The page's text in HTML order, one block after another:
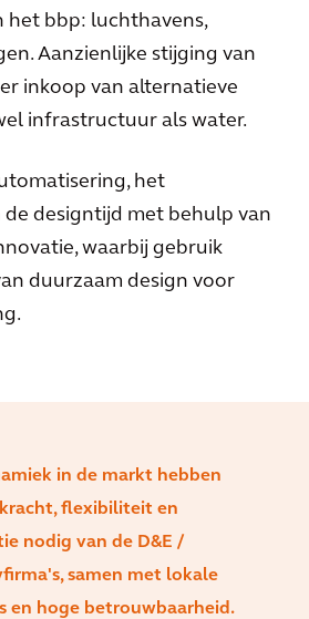
het bbp: luchthavens,
Aanzienlijke stijging van
inkoop van alternatieve
infrastructuur als water.
het
designtijd met behulp van
waarbij gebruik
duurzaam design voor
in de markt hebben
flexibiliteit en
nodig van de D&E /
samen met lokale
en hoge betrouwbaarheid.